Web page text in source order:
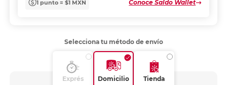
1 punto = $1 MXN Conoce Saldo Wallet
Selecciona tu método de envío
Exprés Domicilio Tienda